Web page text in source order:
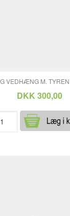
VEDHÆNG M.
DKK 300,00